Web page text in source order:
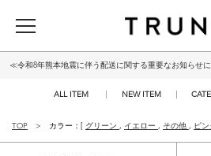
≪令和8年熊本地震に伴う配送に関する重要なお知らせ
ALL ITEM NEW ITEM
TOP カラー：[ グリーン , イエロー , その他 , ピン